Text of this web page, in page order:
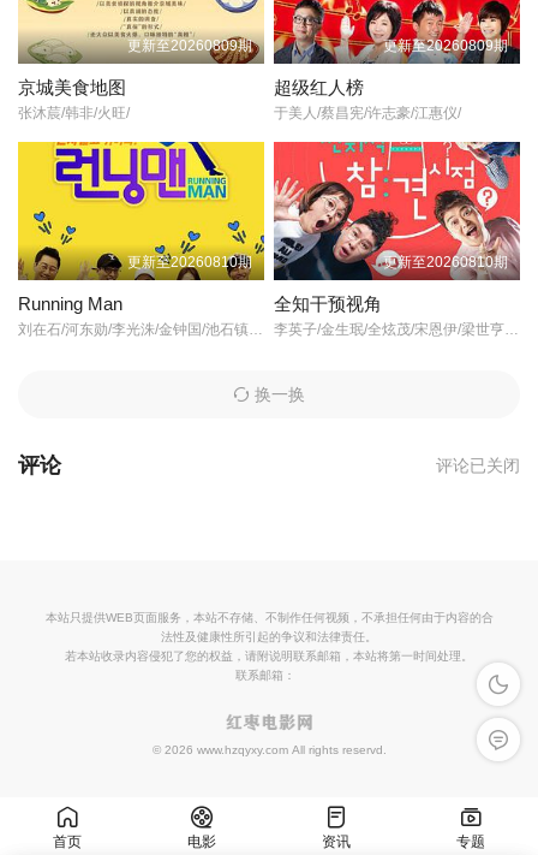
更新至20260809期
京城美食地图
张沐莀/韩非/火旺/
更新至20260809期
超级红人榜
于美人/蔡昌宪/许志豪/江惠仪/
更新至20260810期
Running Man
刘在石/河东勋/李光洙/金钟国/池石镇/姜熙建/宋智孝/
更新至20260810期
全知干预视角
李英子/金生珉/全炫茂/宋恩伊/梁世亨/洪真英/柳炳宰/
换一换
评论 评论已关闭
深色模
留言反
本站只提供WEB页面服务，本站不存储、不制作任何视频，不承担任何由于内容的合
法性及健康性所引起的争议和法律责任。
若本站收录内容侵犯了您的权益，请附说明联系邮箱，本站将第一时间处理。
联系邮箱：
© 2026 www.hzqyxy.com All rights reservd.
首页 电影 资讯 专题